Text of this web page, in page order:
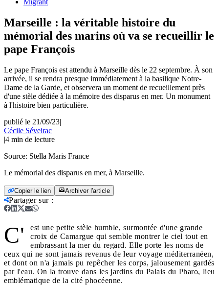
Migrant
Marseille : la véritable histoire du
mémorial des marins où va se recueillir le
pape François
Le pape François est attendu à Marseille dès le 22 septembre. À son
arrivée, il se rendra presque immédiatement à la basilique Notre-
Dame de la Garde, et observera un moment de recueillement près
d'une stèle dédiée à la mémoire des disparus en mer. Un monument
à l'histoire bien particulière.
publié le 21/09/23|
Cécile Séveirac
|4 min de lecture
Source: Stella Maris France
Le mémorial des disparus en mer, à Marseille.
Copier le lien Archiver l'article
Partager sur:
C'
est une petite stèle humble, surmontée d'une grande
croix de Camargue qui semble montrer le ciel tout en
embrassant la mer du regard. Elle porte les noms de
ceux qui ne sont jamais revenus de leur voyage méditerranéen,
et dont on n'a jamais pu repêcher les corps, jalousement gardés
par l'eau. On la trouve dans les jardins du Palais du Pharo, lieu
emblématique de la cité phocéenne.